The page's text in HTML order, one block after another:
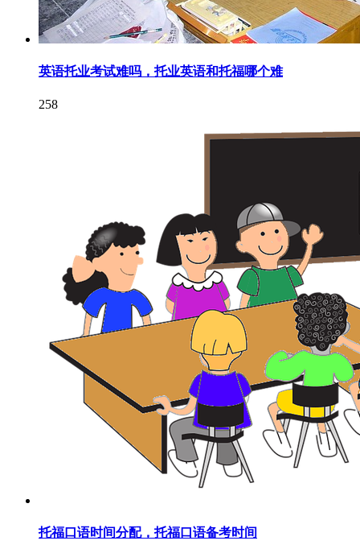
英语托业考试难吗，托业英语和托福哪个难
258
托福口语时间分配，托福口语备考时间